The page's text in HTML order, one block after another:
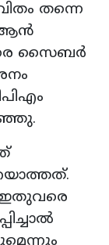
തന്നെ
ആൻ
സൈബർ
ഇതുവരെ